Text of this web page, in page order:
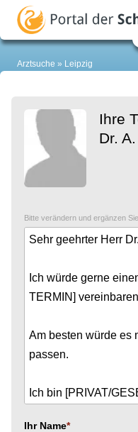
Arztsuche Leipzig
Ihre
Dr.
Bitte verändern und ergänzen
Ihr Name